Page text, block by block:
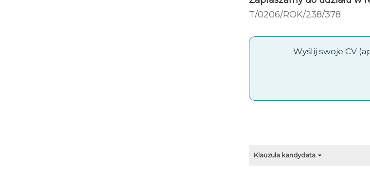
T/0206/ROK/238/378​
Wyślij swoje CV
Klauzula kandydata